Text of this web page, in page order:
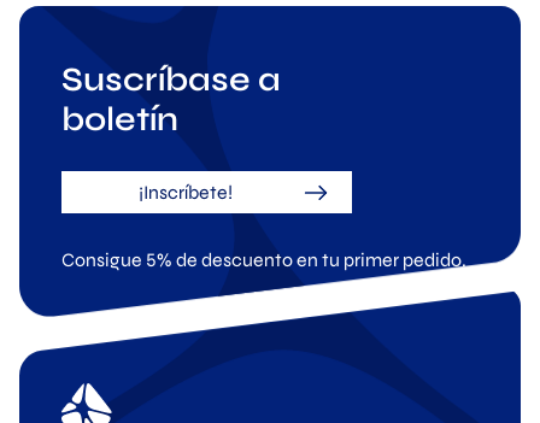
Suscríbase a
boletín
¡Inscríbete!
Consigue 5% de descuento en tu primer pedido.